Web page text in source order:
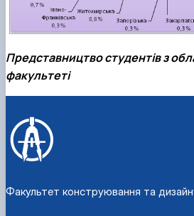
Представництво студентів з
факультеті
Факультет конструювання та